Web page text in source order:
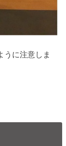
うに注意しま